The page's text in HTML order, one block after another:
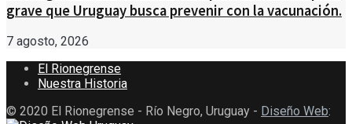
grave que Uruguay busca prevenir con la vacunación.
7 agosto, 2026
El Rionegrense
Nuestra Historia
© 2020 El Rionegrense - Río Negro, Uruguay - Diseño Web: